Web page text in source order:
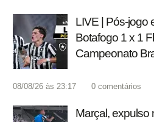
LIVE | Pós-jogo
Botafogo 1 x 1
Campeonato
08/08/26 às 23:17 0 comentários
Marçal, expulso